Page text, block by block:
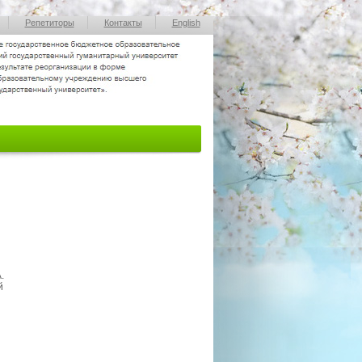
Репетиторы Контакты English